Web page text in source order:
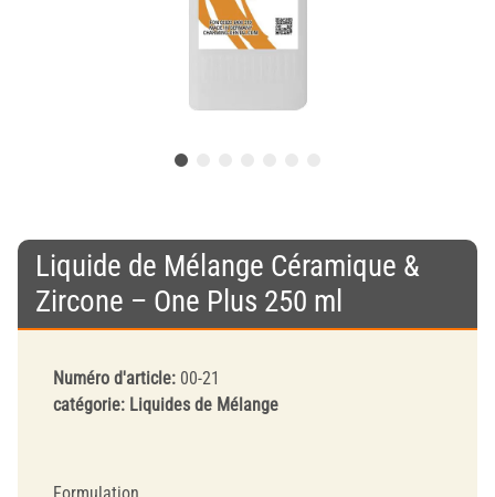
Liquide de Mélange Céramique &
Zircone – One Plus 250 ml
Numéro d'article: 00-21
catégorie: Liquides de Mélange